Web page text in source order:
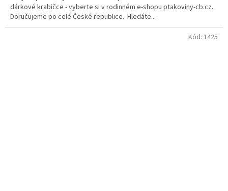
5
hvězdiček.
dárkové krabičce - vyberte si v rodinném e-shopu ptakoviny-cb.cz.
Doručujeme po celé České republice. Hledáte...
Kód: 1425